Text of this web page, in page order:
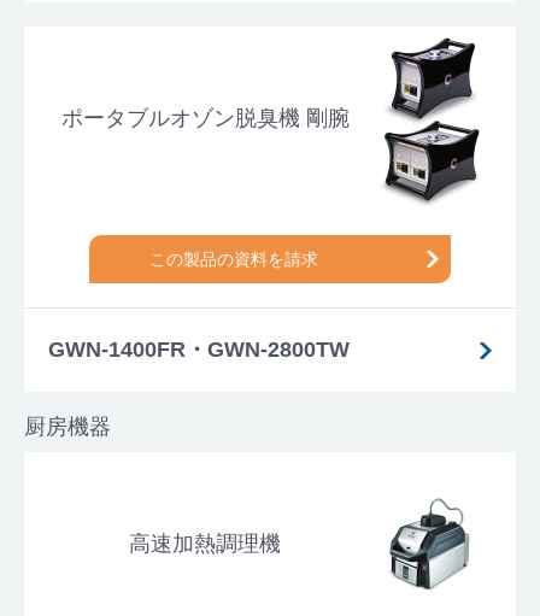
ポータブルオゾン脱臭機 剛腕
この製品の資料を請求
GWN-1400FR・GWN-2800TW
厨房機器
高速加熱調理機